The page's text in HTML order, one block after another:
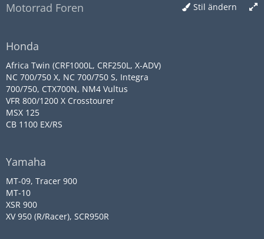
Stil ändern
Motorrad Foren
Honda
Africa Twin (CRF1000L, CRF250L, X-ADV)
NC 700/750 X, NC 700/750 S, Integra
700/750, CTX700N, NM4 Vultus
VFR 800/1200 X Crosstourer
MSX 125
CB 1100 EX/RS
Yamaha
MT-09, Tracer 900
MT-10
XSR 900
XV 950 (R/Racer), SCR950R